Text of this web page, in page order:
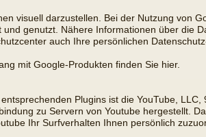
visuell darzustellen. Bei der Nutzung von
genutzt. Nähere Informationen über die
auch Ihre persönlichen
mit Google-Produkten finden Sie hier.
Plugins ist die YouTube, LLC,
zu Servern von Youtube hergestellt.
Ihr Surfverhalten Ihnen persönlich